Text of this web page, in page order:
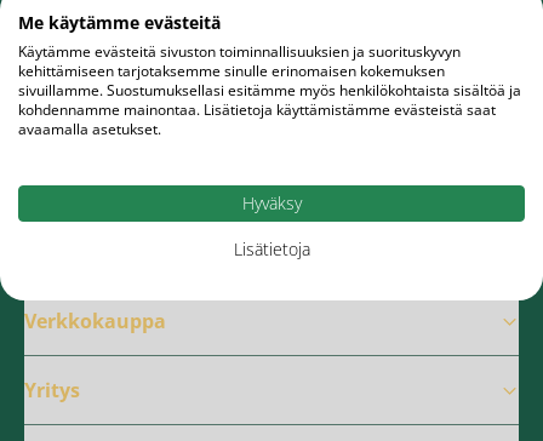
Sähköpostiosoite
Tilaa
Verkkokauppa
Yritys
Me käytämme evästeitä
Käytämme evästeitä sivuston toiminnallisuuksien ja suorituskyvyn
kehittämiseen tarjotaksemme sinulle erinomaisen kokemuksen
sivuillamme. Suostumuksellasi esitämme myös henkilökohtaista sisältöä ja
kohdennamme mainontaa. Lisätietoja käyttämistämme evästeistä saat
avaamalla asetukset.
Hyväksy
Lisätietoja